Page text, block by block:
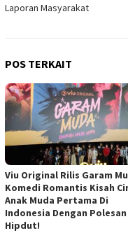
Laporan Masyarakat
POS TERKAIT
Viu Original Rilis Garam
Komedi Romantis Kisah
Anak Muda Pertama Di
Indonesia Dengan Polesan
Hipdut!